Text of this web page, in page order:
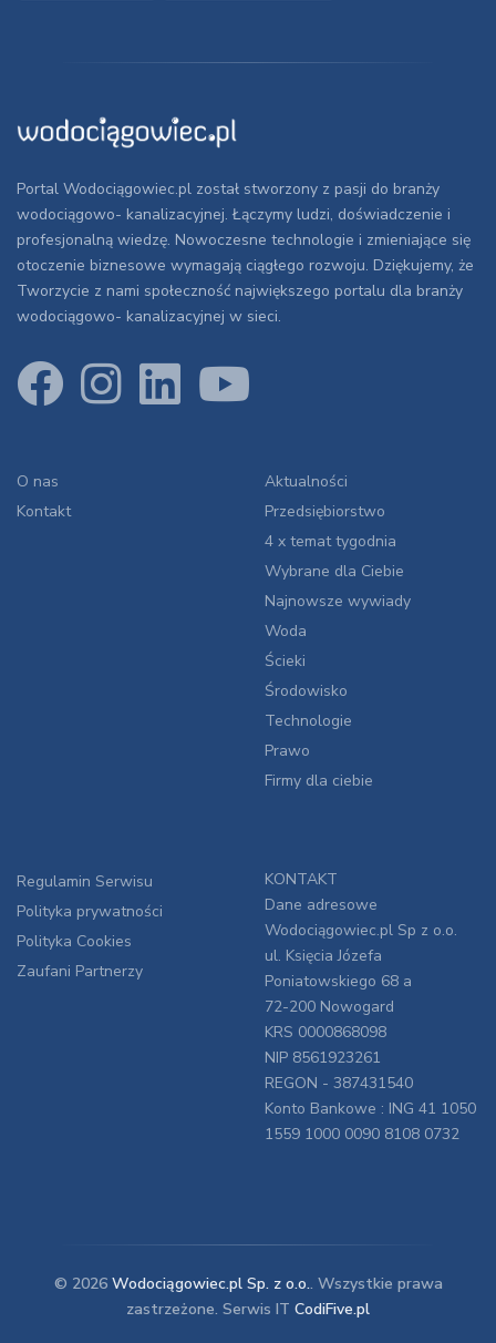
Portal Wodociągowiec.pl został stworzony z pasji do branży
wodociągowo- kanalizacyjnej. Łączymy ludzi, doświadczenie i
profesjonalną wiedzę. Nowoczesne technologie i zmieniające się
otoczenie biznesowe wymagają ciągłego rozwoju. Dziękujemy, że
Tworzycie z nami społeczność największego portalu dla branży
wodociągowo- kanalizacyjnej w sieci.
O nas
Kontakt
Aktualności
Przedsiębiorstwo
4 x temat tygodnia
Wybrane dla Ciebie
Najnowsze wywiady
Woda
Ścieki
Środowisko
Technologie
Prawo
Firmy dla ciebie
Regulamin Serwisu
Polityka prywatności
Polityka Cookies
Zaufani Partnerzy
KONTAKT
Dane adresowe
Wodociągowiec.pl Sp z o.o.
ul. Księcia Józefa
Poniatowskiego 68 a
72-200 Nowogard
KRS 0000868098
NIP 8561923261
REGON - 387431540
Konto Bankowe : ING 41 1050
1559 1000 0090 8108 0732
© 2026 Wodociągowiec.pl Sp. z o.o.. Wszystkie prawa
zastrzeżone. Serwis IT CodiFive.pl